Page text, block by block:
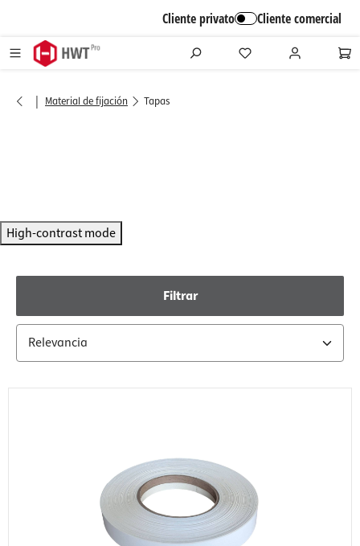
Cliente privato Cliente comercial
| Material de fijación Tapas
High-contrast mode
Filtrar